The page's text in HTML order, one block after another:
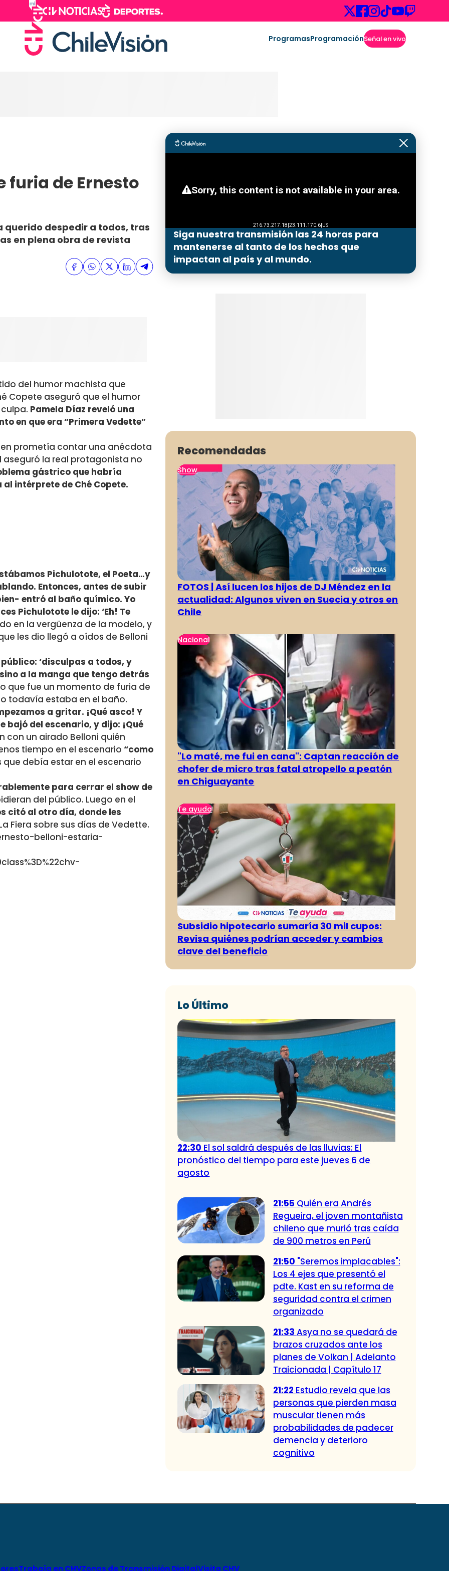
ProgramasProgramaciónSeñal en vivo
furia de Ernesto
querido despedir a todos, tras
en plena obra de revista
del humor machista que
Copete aseguró que el humor
Pamela Díaz reveló una
en que era “Primera Vedette”
prometía contar una anécdota
aseguró la real protagonista no
gástrico que habría
intérprete de Ché Copete.
Pichulotote, el Poeta…y
Entonces, antes de subir
entró al baño químico. Yo
Pichulotote le dijo: ‘Eh! Te
en la vergüenza de la modelo, y
les dio llegó a oídos de Belloni
‘disculpas a todos, y
a la manga que tengo detrás
que fue un momento de furia de
todavía estaba en el baño.
a gritar. ¡Qué asco! Y
bajó del escenario, y dijo: ¡Qué
con un airado Belloni quién
tiempo en el escenario “como
debía estar en el escenario
para cerrar el show de
del público. Luego en el
citó al otro día, donde les
Fiera sobre sus días de Vedette.
belloni-estaria-
Siga nuestra transmisión las 24 horas para
mantenerse al tanto de los hechos que
impactan al país y al mundo.
Recomendadas
Show
FOTOS | Así lucen los hijos de DJ Méndez en la
actualidad: Algunos viven en Suecia y otros en
Chile
Nacional
"Lo maté, me fui en cana": Captan reacción de
chofer de micro tras fatal atropello a peatón
en Chiguayante
Te ayuda
Subsidio hipotecario sumaría 30 mil cupos:
Revisa quiénes podrían acceder y cambios
clave del beneficio
Lo Último
22:30 El sol saldrá después de las lluvias: El
pronóstico del tiempo para este jueves 6 de
agosto
21:55 Quién era Andrés
Regueira, el joven montañista
chileno que murió tras caída
de 900 metros en Perú
21:50 "Seremos implacables":
Los 4 ejes que presentó el
pdte. Kast en su reforma de
seguridad contra el crimen
organizado
21:33 Asya no se quedará de
brazos cruzados ante los
planes de Volkan | Adelanto
Traicionada | Capítulo 17
21:22 Estudio revela que las
personas que pierden masa
muscular tienen más
probabilidades de padecer
demencia y deterioro
cognitivo
Trabaja en CHVZonas de Transmisión DigitalVisita CHV